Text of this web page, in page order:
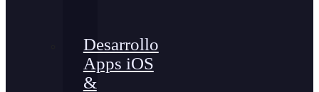
Desarrollo
Apps iOS
&